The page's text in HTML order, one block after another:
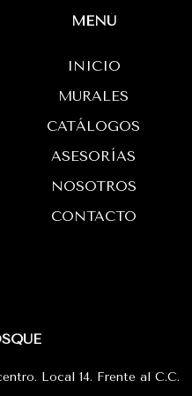
a
p
p
MENÚ
INICIO
MURALES
CATÁLOGOS
ASESORÍAS
NOSOTROS
CONTACTO
Local 14. Frente al C.C.